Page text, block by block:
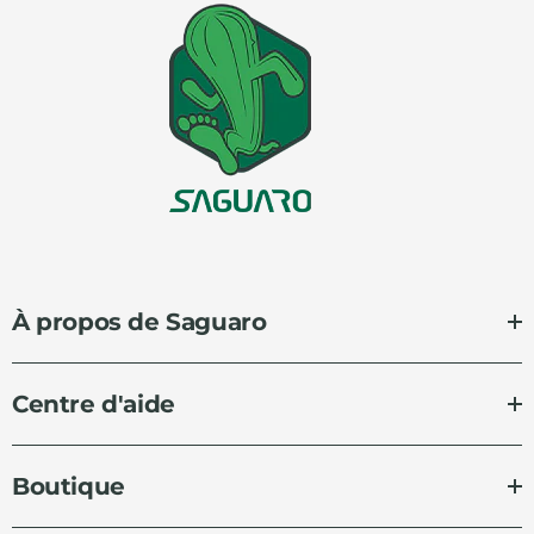
À propos de Saguaro
Centre d'aide
Boutique